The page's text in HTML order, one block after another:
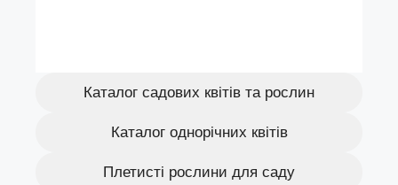
Каталог садових квітів та рослин
Каталог однорічних квітів
Плетисті рослини для саду